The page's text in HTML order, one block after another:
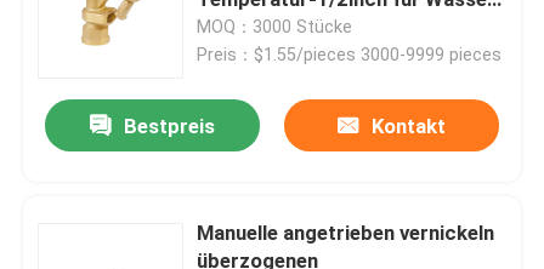
Behälter
MOQ：3000 Stücke
Preis：$1.55/pieces 3000-9999 pieces
Bestpreis Kontakt
Manuelle angetrieben vernickeln
überzogenen